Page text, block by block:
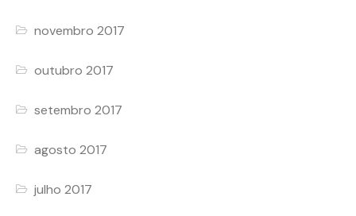
novembro 2017
outubro 2017
setembro 2017
agosto 2017
julho 2017